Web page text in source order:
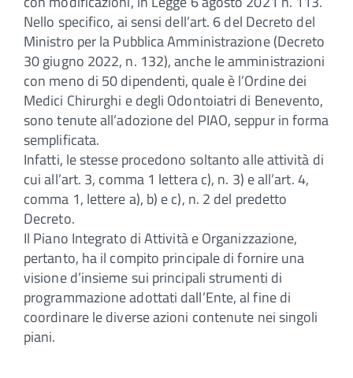
Nello specifico, ai sensi dell’art. 6 del Decreto del
Ministro per la Pubblica Amministrazione (Decreto
30 giugno 2022, n. 132), anche le amministrazioni
con meno di 50 dipendenti, quale è l’Ordine dei
Medici Chirurghi e degli Odontoiatri di Benevento,
sono tenute all’adozione del PIAO, seppur in forma
semplificata.
Infatti, le stesse procedono soltanto alle attività di
cui all’art. 3, comma 1 lettera c), n. 3) e all’art. 4,
comma 1, lettere a), b) e c), n. 2 del predetto
Decreto.
Il Piano Integrato di Attività e Organizzazione,
pertanto, ha il compito principale di fornire una
visione d’insieme sui principali strumenti di
programmazione adottati dall’Ente, al fine di
coordinare le diverse azioni contenute nei singoli
piani.